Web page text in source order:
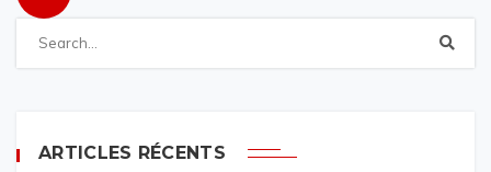
ARTICLES RÉCENTS